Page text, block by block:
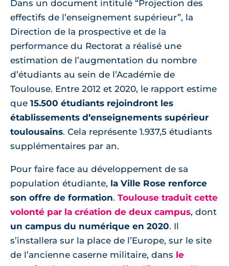
Dans un document intitulé “Projection des
effectifs de l’enseignement supérieur”, la
Direction de la prospective et de la
performance du Rectorat a réalisé une
estimation de l’augmentation du nombre
d’étudiants au sein de l’Académie de
Toulouse. Entre 2012 et 2020, le rapport estime
que 15.500 étudiants rejoindront les
établissements d’enseignements supérieur
toulousains. Cela représente 1.937,5 étudiants
supplémentaires par an.
Pour faire face au développement de sa
population étudiante, la Ville Rose renforce
son offre de formation. Toulouse traduit cette
volonté par la création de deux campus, dont
un campus du numérique en 2020. Il
s’installera sur la place de l’Europe, sur le site
de l’ancienne caserne militaire, dans le